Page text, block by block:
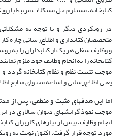
کتابخانه، مستلزم حل مشکلات مرتبط با
در رویکردی دیگر و با توجه به
متخصصان کتابداری و اطلاع‌رسانی چارة
و وظایف شغلی هر یک از کتابداران را به
کتابخانه را به انجام وظایف خود ملزم
موجب تثبیت نظم و نظام کتابخانه گردد و
یعنی اطلاع‌رسانی و اشاعة محتوای منابع
اما این هدفهای مثبت و منطقی، پس از
موجب نفوذ گرایشهای دیوان سالاری در
انجام وظایف، بیش از نیازهای کاربران
مورد توجه قرار گرفت. اکنون نوبت به